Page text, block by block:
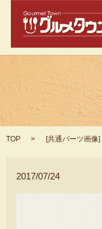
TOP [共通パーツ画像]
2017/07/24